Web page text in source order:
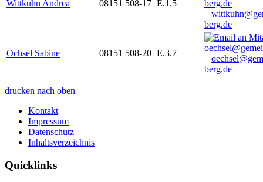
Wittkuhn Andrea 08151 508-17 E.1.5
berg.de
Öchsel Sabine 08151 508-20 E.3.7
berg.de
drucken nach oben
Kontakt
Impressum
Datenschutz
Inhaltsverzeichnis
Quicklinks